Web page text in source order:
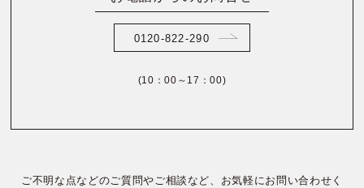
0120-822-290
(10：00～17：00)
ご不明な点などのご質問やご相談など、お気軽にお問い合わせく